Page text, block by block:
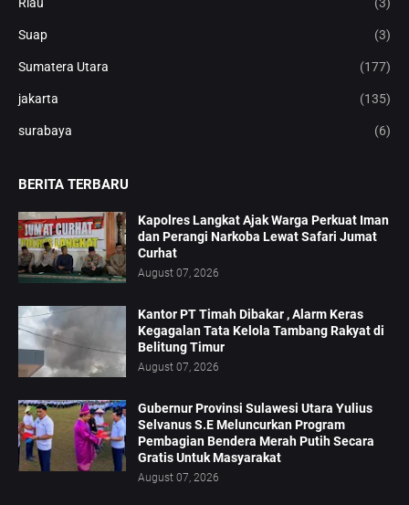
Riau (3)
Suap (3)
Sumatera Utara (177)
jakarta (135)
surabaya (6)
BERITA TERBARU
Kapolres Langkat Ajak Warga Perkuat Iman
dan Perangi Narkoba Lewat Safari Jumat
Curhat
August 07, 2026
Kantor PT Timah Dibakar , Alarm Keras
Kegagalan Tata Kelola Tambang Rakyat di
Belitung Timur
August 07, 2026
Gubernur Provinsi Sulawesi Utara Yulius
Selvanus S.E Meluncurkan Program
Pembagian Bendera Merah Putih Secara
Gratis Untuk Masyarakat
August 07, 2026